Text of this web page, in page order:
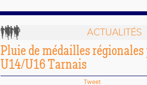
ACTUALITÉS
Pluie de médailles régionales
U14/U16 Tarnais
Tweet